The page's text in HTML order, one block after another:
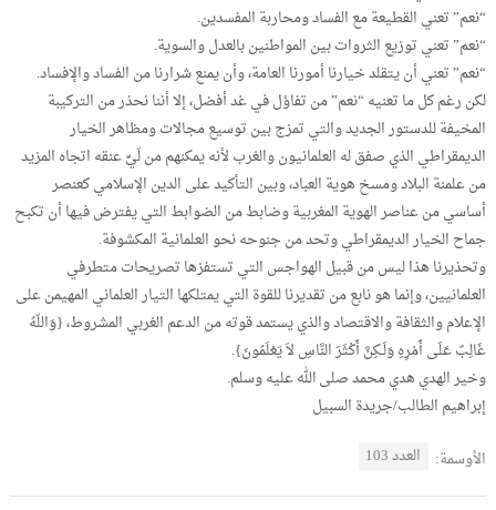
“نعم” تعني القطيعة مع الفساد ومحاربة المفسدين.
“نعم” تعني توزيع الثروات بين المواطنين بالعدل والسوية.
“نعم” تعني أن يتقلد خيارنا أمورنا العامة، وأن يمنع شرارنا من الفساد والإفساد.
لكن رغم كل ما تعنيه “نعم” من تفاؤل في غد أفضل، إلا أننا نحذر من التركيبة
المخيفة للدستور الجديد والتي تمزج بين توسيع مجالات ومظاهر الخيار
الديمقراطي الذي صفق له العلمانيون والغرب لأنه يمكنهم من لَيِّ عنقه اتجاه المزيد
من علمنة البلاد ومسخ هوية العباد، وبين التأكيد على الدين الإسلامي كعنصر
أساسي من عناصر الهوية المغربية وضابط من الضوابط التي يفترض فيها أن تكبح
جماح الخيار الديمقراطي وتحد من جنوحه نحو العلمانية المكشوفة.
وتحذيرنا هذا ليس من قبيل الهواجس التي تستفزها تصريحات متطرفي
العلمانيين، وإنما هو نابع من تقديرنا للقوة التي يمتلكها التيار العلماني المهيمن على
الإعلام والثقافة والاقتصاد والذي يستمد قوته من الدعم الغربي المشروط، {وَاللّهُ
غَالِبٌ عَلَى أَمْرِهِ وَلَـكِنَّ أَكْثَرَ النَّاسِ لاَ يَعْلَمُونَ}.
وخير الهدي هدي محمد صلى الله عليه وسلم.
إبراهيم الطالب/جريدة السبيل
الأوسمة: العدد 103